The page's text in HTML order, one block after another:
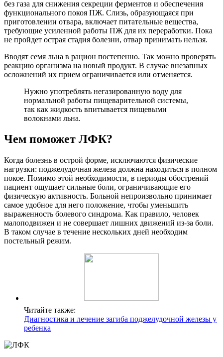
без газа для снижения секреции ферментов и обеспечения
функционального покоя ПЖ. Слизь, образующаяся при
приготовлении отвара, включает питательные вещества,
требующие усиленной работы ПЖ для их переработки. Пока
не пройдет острая стадия болезни, отвар принимать нельзя.
Вводят семя льна в рацион постепенно. Так можно проверять
реакцию организма на новый продукт. В случае внезапных
осложнений их прием ограничивается или отменяется.
Нужно употреблять негазированную воду для
нормальной работы пищеварительной системы,
так как жидкость впитывается пищевыми
волокнами льна.
Чем поможет ЛФК?
Когда болезнь в острой форме, исключаются физические
нагрузки: поджелудочная железа должна находиться в полном
покое. Помимо этой необходимости, в периоды обострений
пациент ощущает сильные боли, ограничивающие его
физическую активность. Больной непроизвольно принимает
самое удобное для него положение, чтобы уменьшить
выраженность болевого синдрома. Как правило, человек
малоподвижен и не совершает лишних движений из-за боли.
В таком случае в течение нескольких дней необходим
постельный режим.
Читайте также:
Диагностика и лечение загиба поджелудочной железы у
ребенка